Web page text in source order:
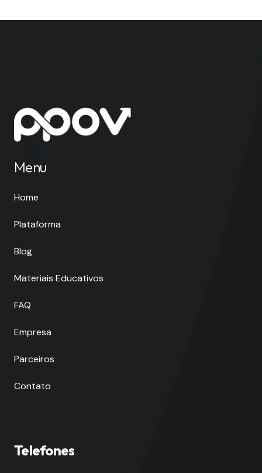
Menu
Home
Plataforma
Blog
Materiais Educativos
FAQ
Empresa
Parceiros
Contato
Telefones